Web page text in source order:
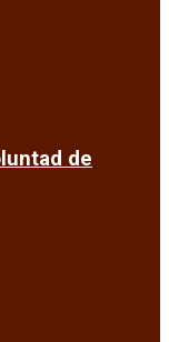
de